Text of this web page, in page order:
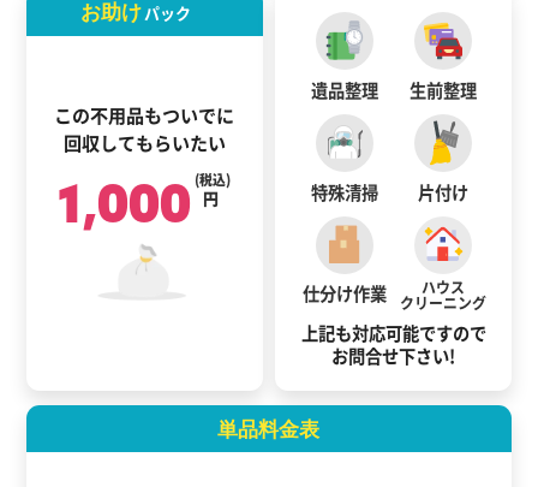
お助けパック
この不用品もついでに
回収してもらいたい
1,000 円
(税込)
遺品整理 生前整理
特殊清掃 片付け
仕分け作業 ハウス
クリーニング
上記も対応可能ですので
お問合せ下さい!
単品料金表